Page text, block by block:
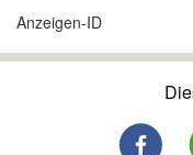
Anzeigen-ID